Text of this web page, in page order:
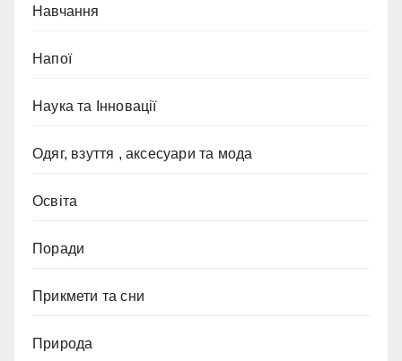
Навчання
Напої
Наука та Інновації
Одяг, взуття , аксесуари та мода
Освіта
Поради
Прикмети та сни
Природа